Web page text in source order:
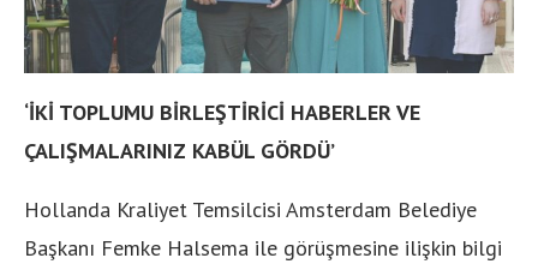
‘İKİ TOPLUMU BİRLEŞTİRİCİ HABERLER VE
ÇALIŞMALARINIZ KABÜL GÖRDÜ’
Hollanda Kraliyet Temsilcisi Amsterdam Belediye
Başkanı Femke Halsema ile görüşmesine ilişkin bilgi